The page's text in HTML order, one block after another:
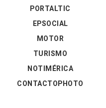
PORTALTIC
EPSOCIAL
MOTOR
TURISMO
NOTIMÉRICA
CONTACTOPHOTO